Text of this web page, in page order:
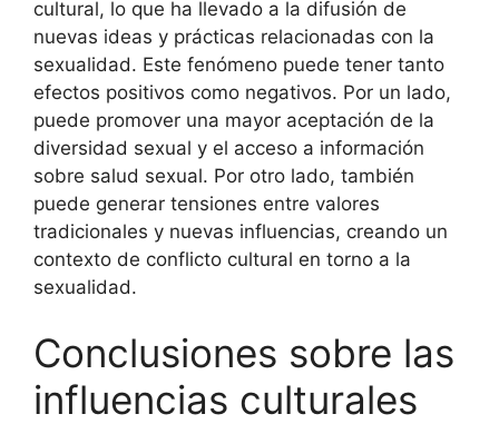
cultural, lo que ha llevado a la difusión de
nuevas ideas y prácticas relacionadas con la
sexualidad. Este fenómeno puede tener tanto
efectos positivos como negativos. Por un lado,
puede promover una mayor aceptación de la
diversidad sexual y el acceso a información
sobre salud sexual. Por otro lado, también
puede generar tensiones entre valores
tradicionales y nuevas influencias, creando un
contexto de conflicto cultural en torno a la
sexualidad.
Conclusiones sobre las
influencias culturales